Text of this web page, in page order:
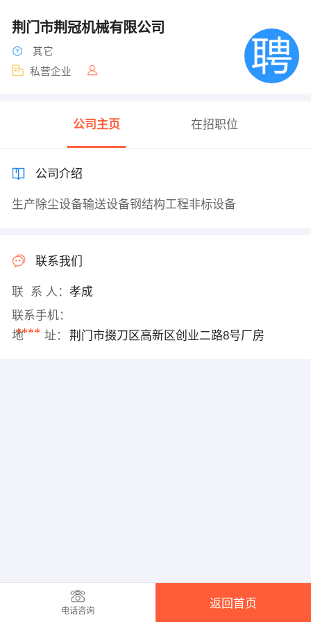
荆门市荆冠机械有限公司
其它
私营企业
公司主页 在招职位
公司介绍
生产除尘设备输送设备钢结构工程非标设备
联系我们
联 系 人： 孝成
联系手机：
****
地 址： 荆门市掇刀区高新区创业二路8号厂房
电话咨询
返回首页